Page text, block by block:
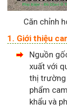
Căn chỉnh
1. Giới thiệu
Nguồn
xuất với
thị trường
phẩm
khẩu và